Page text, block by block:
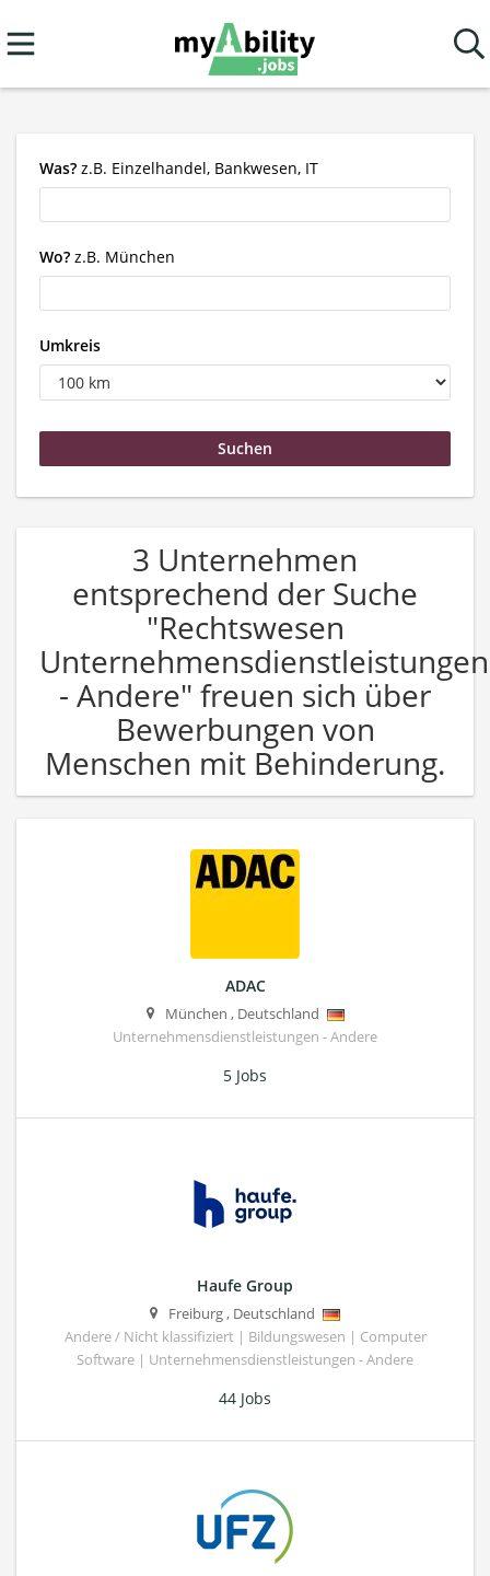
Was? z.B. Einzelhandel, Bankwesen, IT
Wo? z.B. München
Umkreis
3 Unternehmen
entsprechend der Suche
"Rechtswesen
Unternehmensdienstleistungen
- Andere" freuen sich über
Bewerbungen von
Menschen mit Behinderung.
ADAC
München , Deutschland
Unternehmensdienstleistungen - Andere
5 Jobs
Haufe Group
Freiburg, Deutschland
Andere / Nicht klassifiziert | Bildungswesen | Computer
Software | Unternehmensdienstleistungen - Andere
44 Jobs